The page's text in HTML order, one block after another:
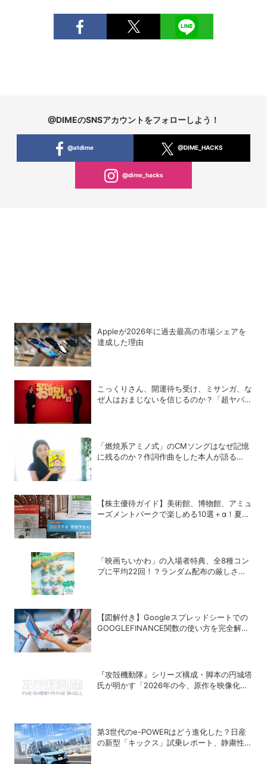
@DIMEのSNSアカウントをフォローしよう！
@atdime @DIME_HACKS
@dime_hacks
Appleが2026年に過去最⾼の市場シェアを
達成した理由
こっくりさん、開運待ち受け、ミサンガ、な
ぜ人はおまじないを信じるのか？「超ヤバイ
「燃焼系アミノ式」のCMソングはなぜ記憶
に残るのか？作詞作曲をした本人が語る
【株主優待ガイド】美術館、博物館、アミュ
ーズメントパークで楽しめる10選＋α！夏休
「映画ちいかわ」の入場者特典、全8種コン
プに平均22回！？ランダム配布の厳しさに
【図解付き】Googleスプレッドシートでの
GOOGLEFINANCE関数の使い方を完全解
『攻殻機動隊』シリーズ構成・脚本の円城塔
氏が明かす「2026年の今、原作を映像化す
第3世代のe-POWERはどう進化した？日産
の新型「キックス」試乗レポート、静粛性・